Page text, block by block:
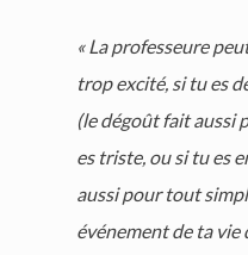
« La professeure
trop excité, si tu es
(le dégoût fait aussi
es triste, ou si tu es
aussi pour tout
événement de ta vie